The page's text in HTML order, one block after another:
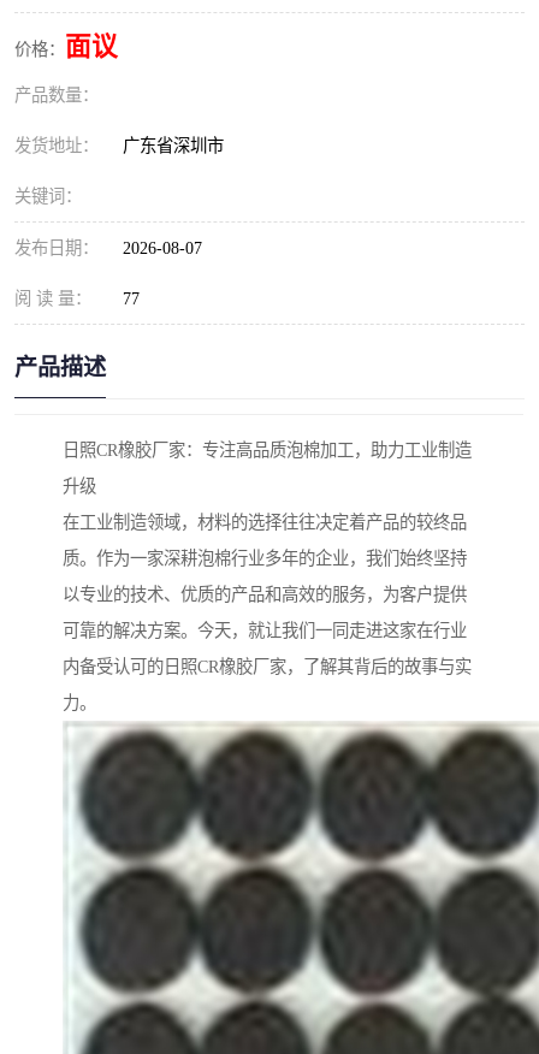
价格： 面议
产品数量：
发货地址： 广东省深圳市
关键词：
发布日期： 2026-08-07
阅 读 量： 77
产品描述
日照CR橡胶厂家：专注高品质泡棉加工，助力工业制造
升级
在工业制造领域，材料的选择往往决定着产品的较终品
质。作为一家深耕泡棉行业多年的企业，我们始终坚持
以专业的技术、优质的产品和高效的服务，为客户提供
可靠的解决方案。今天，就让我们一同走进这家在行业
内备受认可的日照CR橡胶厂家，了解其背后的故事与实
力。